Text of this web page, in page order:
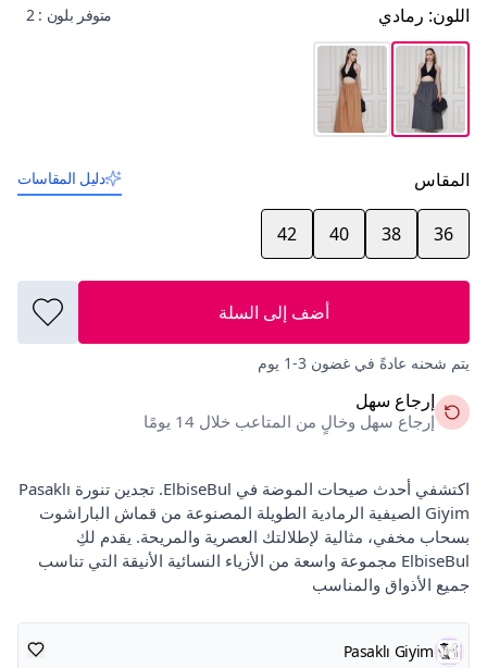
اللون: رمادي متوفر بلون : 2
المقاس دليل المقاسات
36
38
40
42
أضف إلى السلة
يتم شحنه عادةً في غضون 3-1 يوم
إرجاع سهل
إرجاع سهل وخالٍ من المتاعب خلال 14 يومًا
اكتشفي أحدث صيحات الموضة في ElbiseBul. تجدين تنورة Pasaklı
Giyim الصيفية الرمادية الطويلة المصنوعة من قماش الباراشوت
بسحاب مخفي، مثالية لإطلالتك العصرية والمريحة. يقدم لكِ
ElbiseBul مجموعة واسعة من الأزياء النسائية الأنيقة التي تناسب
جميع الأذواق والمناسب
Pasaklı Giyim